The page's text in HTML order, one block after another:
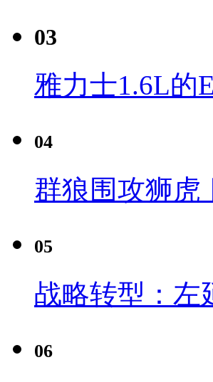
03
雅力士1.6L的
04
群狼围攻狮虎
05
战略转型：左
06